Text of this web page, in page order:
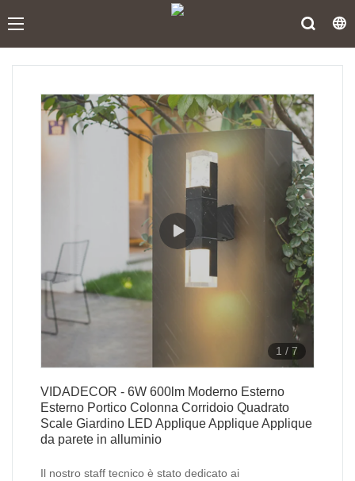
1 / 7
VIDADECOR - 6W 600lm Moderno Esterno
Esterno Portico Colonna Corridoio Quadrato
Scale Giardino LED Applique Applique Applique
da parete in alluminio
Il nostro staff tecnico è stato dedicato ai